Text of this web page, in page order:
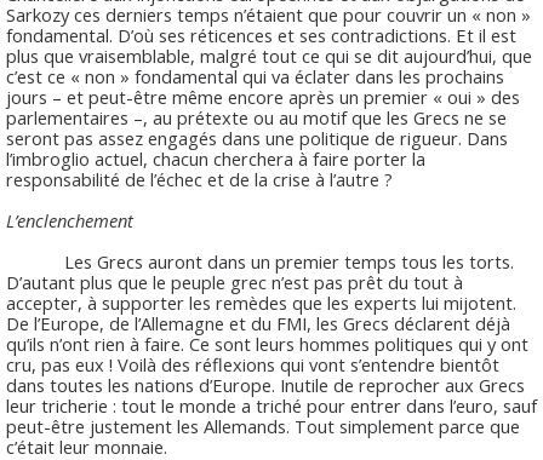
Sarkozy ces derniers temps n’étaient que pour couvrir un « non »
fondamental. D’où ses réticences et ses contradictions. Et il est
plus que vraisemblable, malgré tout ce qui se dit aujourd’hui, que
c’est ce « non » fondamental qui va éclater dans les prochains
jours – et peut-être même encore après un premier « oui » des
parlementaires –, au prétexte ou au motif que les Grecs ne se
seront pas assez engagés dans une politique de rigueur. Dans
l’imbroglio actuel, chacun cherchera à faire porter la
responsabilité de l’échec et de la crise à l’autre ?
L’enclenchement
Les Grecs auront dans un premier temps tous les torts.
D’autant plus que le peuple grec n’est pas prêt du tout à
accepter, à supporter les remèdes que les experts lui mijotent.
De l’Europe, de l’Allemagne et du FMI, les Grecs déclarent déjà
qu’ils n’ont rien à faire. Ce sont leurs hommes politiques qui y ont
cru, pas eux ! Voilà des réflexions qui vont s’entendre bientôt
dans toutes les nations d’Europe. Inutile de reprocher aux Grecs
leur tricherie : tout le monde a triché pour entrer dans l’euro, sauf
peut-être justement les Allemands. Tout simplement parce que
c’était leur monnaie.